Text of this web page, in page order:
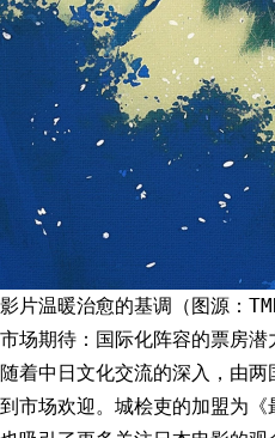
影片温暖治愈的基调（图源：
市场期待：国际化阵容的票房潜
随着中日文化交流的深入，由
到市场欢迎。城桧吏的加盟为《